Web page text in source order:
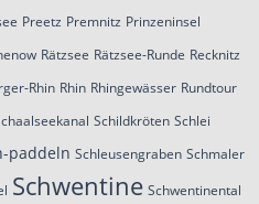
Preetz Premnitz Prinzeninsel
Rätzsee Rätzsee-Runde Recknitz
Rhin Rhin Rhingewässer Rundtour
Schildkröten Schlei
paddeln Schleusengraben Schmaler
Schwentine Schwentinental